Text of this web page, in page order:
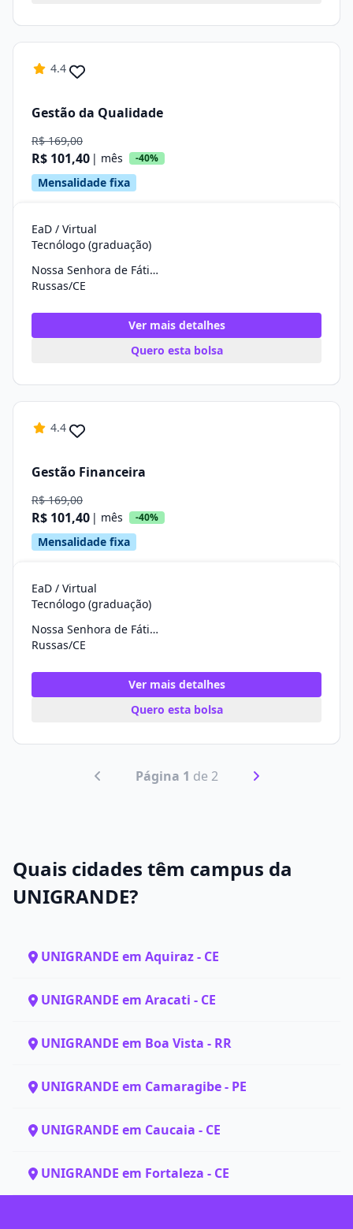
4.4
Gestão da Qualidade
R$ 169,00
R$ 101,40 | mês -40%
Mensalidade fixa
EaD / Virtual
Tecnólogo (graduação)
Nossa Senhora de Fátima
Russas/CE
Ver mais detalhes
Quero esta bolsa
4.4
Gestão Financeira
R$ 169,00
R$ 101,40 | mês -40%
Mensalidade fixa
EaD / Virtual
Tecnólogo (graduação)
Nossa Senhora de Fátima
Russas/CE
Ver mais detalhes
Quero esta bolsa
Página 1 de 2
Quais cidades têm campus da
UNIGRANDE?
UNIGRANDE em Aquiraz - CE
UNIGRANDE em Aracati - CE
UNIGRANDE em Boa Vista - RR
UNIGRANDE em Camaragibe - PE
UNIGRANDE em Caucaia - CE
UNIGRANDE em Fortaleza - CE